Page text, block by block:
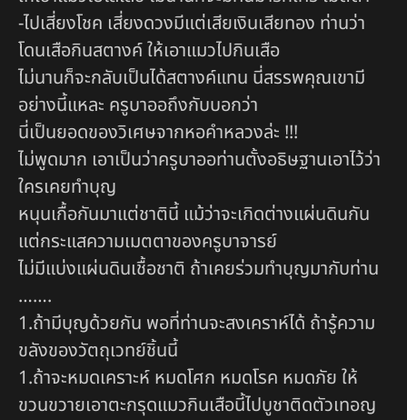
-ไปเสี่ยงโชค เสี่ยงดวงมีแต่เสียเงินเสียทอง ท่านว่า
โดนเสือกินสตางค์ ให้เอาแมวไปกินเสือ
ไม่นานก็จะกลับเป็นได้สตางค์แทน นี่สรรพคุณเขามี
อย่างนี้แหละ ครูบาออถึงกับบอกว่า
นี่เป็นยอดของวิเศษจากหอคำหลวงล่ะ !!!
ไม่พูดมาก เอาเป็นว่าครูบาออท่านตั้งอธิษฐานเอาไว้ว่า
ใครเคยทำบุญ
หนุนเกื้อกันมาแต่ชาตินี้ แม้ว่าจะเกิดต่างแผ่นดินกัน
แต่กระแสความเมตตาของครูบาจารย์
ไม่มีแบ่งแผ่นดินเชื้อชาติ ถ้าเคยร่วมทำบุญมากับท่าน
…….
1.ถ้ามีบุญด้วยกัน พอที่ท่านจะสงเคราห์ได้ ถ้ารู้ความ
ขลังของวัตถุเวทย์ชิ้นนี้
1.ถ้าจะหมดเคราะห์ หมดโศก หมดโรค หมดภัย ให้
ขวนขวายเอาตะกรุดแมวกินเสือนี้ไปบูชาติดตัวเทอญ